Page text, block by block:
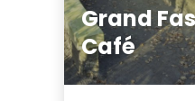
Grand
Café